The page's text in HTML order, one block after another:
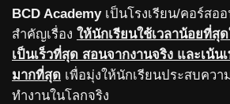
BCD Academyเป็นโรงเรียน/คอร์สอ
สำคัญเรื่อง ให้นักเรียนใช้เวลาน้อยที่สุ
เป็นเร็วที่สุด สอนจากงานจริง และเน้น
มากที่สุด เพื่อมุ่งให้นักเรียนประสบควา
ทำงานในโลกจริง